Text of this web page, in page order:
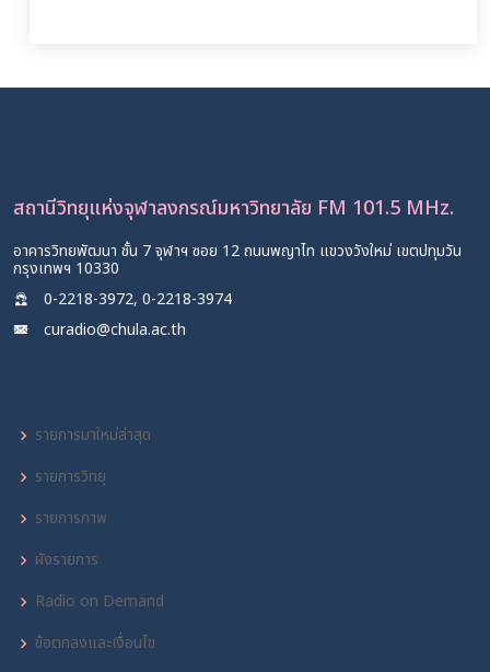
สถานีวิทยุแห่งจุฬาลงกรณ์มหาวิทยาลัย FM 101.5 MHz.
อาคารวิทยพัฒนา ชั้น 7 จุฬาฯ ซอย 12 ถนนพญาไท แขวงวังใหม่ เขตปทุมวัน
กรุงเทพฯ 10330
0-2218-3972, 0-2218-3974
curadio@chula.ac.th
รายการมาใหม่ล่าสุด
รายการวิทยุ
รายการภาพ
ผังรายการ
Radio on Demand
ข้อตกลงและเงื่อนไข